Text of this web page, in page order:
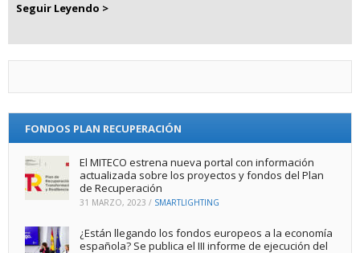
Seguir Leyendo >
FONDOS PLAN RECUPERACIÓN
El MITECO estrena nueva portal con información
actualizada sobre los proyectos y fondos del Plan
de Recuperación
31 MARZO, 2023 / SMARTLIGHTING
¿Están llegando los fondos europeos a la economía
española? Se publica el III informe de ejecución del